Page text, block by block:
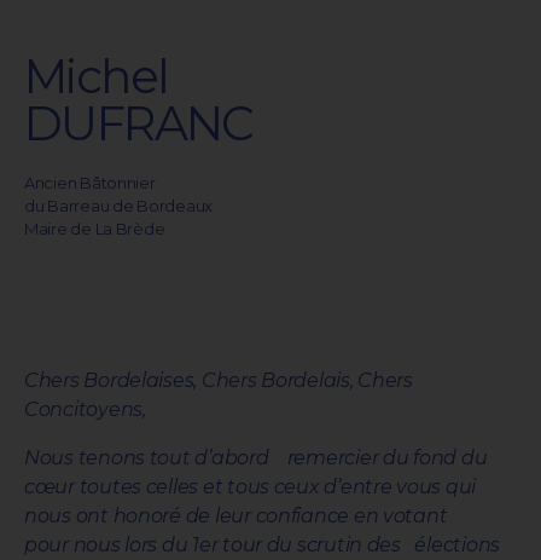
Michel
DUFRANC
Ancien Bâtonnier
du Barreau de Bordeaux
Maire de La Brède
Chers Bordelaises, Chers Bordelais, Chers
Concitoyens,
Nous tenons tout d’abord remercier du fond du
cœur toutes celles et tous ceux d’entre vous qui
nous ont honoré de leur confiance en votant
pour nous lors du 1er tour du scrutin des élections